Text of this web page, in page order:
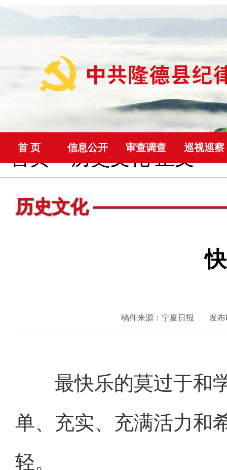
首 页 信息公开 审查调查 巡视巡察
首页>历史文化 正文
历史文化
稿件来源：宁夏日报 发布
最快乐的莫过于和学
单、充实、充满活力和
轻。